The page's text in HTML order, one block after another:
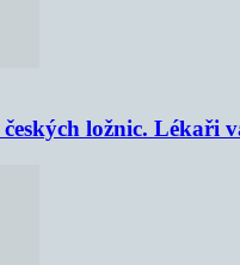
ložnic. Lékaři